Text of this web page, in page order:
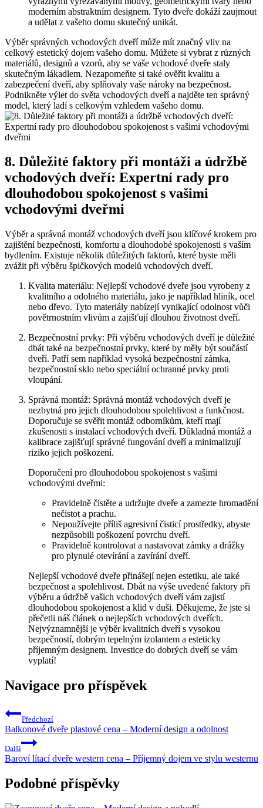
moderním abstraktním designem.⁤ Tyto dveře dokáží zaujmout
a​ udělat ​z vašeho domu ‍skutečný unikát.
Výběr ‍správných vchodových dveří může mít značný vliv na
celkový estetický dojem vašeho domu. Můžete ​si vybrat z různých
materiálů, designů‌ a vzorů, aby se vaše vchodové dveře staly
skutečným‍ lákadlem.‌ Nezapomeňte si​ také ověřit kvalitu​ a
zabezpečení dveří, aby splňovaly vaše ‌nároky‌ na bezpečnost.
Podnikněte výlet do světa vchodových dveří a najděte ten⁢ správný
model, který ladí s celkovým vzhledem vašeho domu.
8. Důležité faktory při montáži a údržbě‌
vchodových dveří: Expertní rady pro
dlouhodobou spokojenost s vašimi
vchodovými dveřmi
Výběr a správná montáž vchodových ⁤dveří jsou ​klíčové krokem pro
⁢zajištění bezpečnosti, komfortu a dlouhodobé spokojenosti ⁣s vaším
bydlením. Existuje několik důležitých faktorů, které byste⁤ měli
zvážit při výběru ​špičkových modelů vchodových dveří.
Kvalita ⁣materiálu: Nejlepší vchodové dveře jsou vyrobeny z
kvalitního a odolného materiálu, jako je například hliník, ocel
nebo dřevo. Tyto⁤ materiály nabízejí vynikající odolnost⁤ vůči
povětrnostním vlivům a zajišťují dlouhou životnost dveří.
Bezpečnostní ⁣prvky: Při výběru vchodových dveří je důležité
dbát⁤ také⁤ na bezpečnostní prvky,‍ které ‍by měly‍ být součástí
dveří. Patří sem například vysoká bezpečnostní zámka,
bezpečnostní sklo nebo speciální ochranné prvky proti
vloupání.
Správná montáž: Správná montáž vchodových dveří je
nezbytná pro jejich dlouhodobou spolehlivost a⁣ funkčnost.
Doporučuje se svěřit montáž odborníkům, ⁢kteří mají
zkušenosti ‍s instalací vchodových dveří. Důkladná montáž‍ a
kalibrace zajišťují správné fungování dveří a minimalizují
riziko jejich ‌poškození.
Doporučení pro dlouhodobou spokojenost s‌ vašimi
vchodovými‍ dveřmi:
Pravidelně čistěte a udržujte dveře ‍a zamezte hromadění
nečistot a prachu.
Nepoužívejte příliš agresivní čisticí prostředky, abyste
nezpůsobili poškození ‍povrchu dveří.
Pravidelně kontrolovat a nastavovat zámky a drážky
pro​ plynulé otevírání a zavírání dveří.
Nejlepší vchodové dveře přinášejí nejen estetiku, ale také
bezpečnost a⁢ spolehlivost. Dbát na výše uvedené faktory při
výběru ⁤a údržbě ‌vašich ⁢vchodových dveří vám zajistí
dlouhodobou⁣ spokojenost a​ klid v duši. Děkujeme, že jste si
přečetli náš článek o nejlepších vchodových dveřích.
Nejvýznamnější je výběr kvalitních dveří s vysokou
bezpečností, dobrým tepelným izolantem a esteticky
⁣příjemným designem. Investice do dobrých ‍dveří se vám
vyplatí!
Navigace pro příspěvek
Předchozí
Balkonové dveře plastové cena – Moderní design a odolnost
Další
Baroví lítací dveře western cena – Příjemný dojem ve stylu westernu
Podobné příspěvky